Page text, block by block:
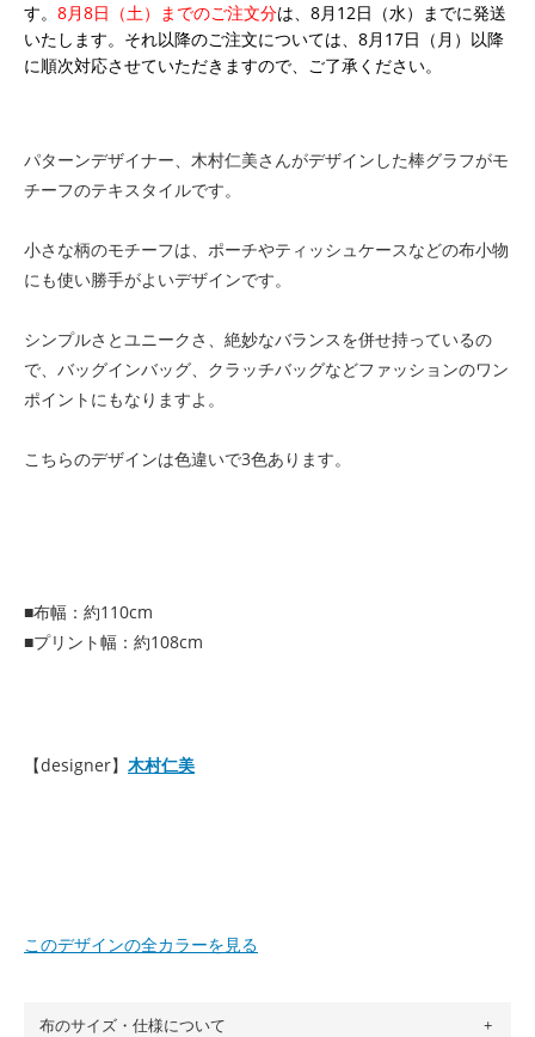
す。 8月8日（土）までのご注文分は、8月12日（水）までに発送
いたします。それ以降のご注文については、8月17日（月）以降
に順次対応させていただきますので、ご了承ください。
パターンデザイナー、木村仁美さんがデザインした棒グラフがモ
チーフのテキスタイルです。
小さな柄のモチーフは、ポーチやティッシュケースなどの布小物
にも使い勝手がよいデザインです。
シンプルさとユニークさ、絶妙なバランスを併せ持っているの
で、バッグインバッグ、クラッチバッグなどファッションのワン
ポイントにもなりますよ。
こちらのデザインは色違いで3色あります。
■布幅：約110cm
■プリント幅：約108cm
【designer】 木村仁美
このデザインの全カラーを見る
布のサイズ・仕様について